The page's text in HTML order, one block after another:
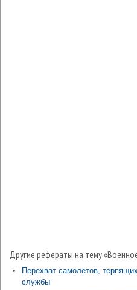
Другие рефераты на тему
Перехват самолетов,
службы